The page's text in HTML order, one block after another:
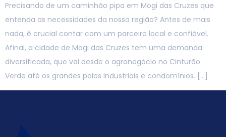
Precisando de um caminhão pipa em Mogi das Cruzes que
entenda as necessidades da nossa região? Antes de mais
nada, é crucial contar com um parceiro local e confiável.
Afinal, a cidade de Mogi das Cruzes tem uma demanda
diversificada, que vai desde o agronegócio no Cinturão
Verde até os grandes polos industriais e condomínios. […]